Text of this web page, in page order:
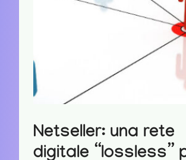
Netseller: una rete
digitale “lossless”